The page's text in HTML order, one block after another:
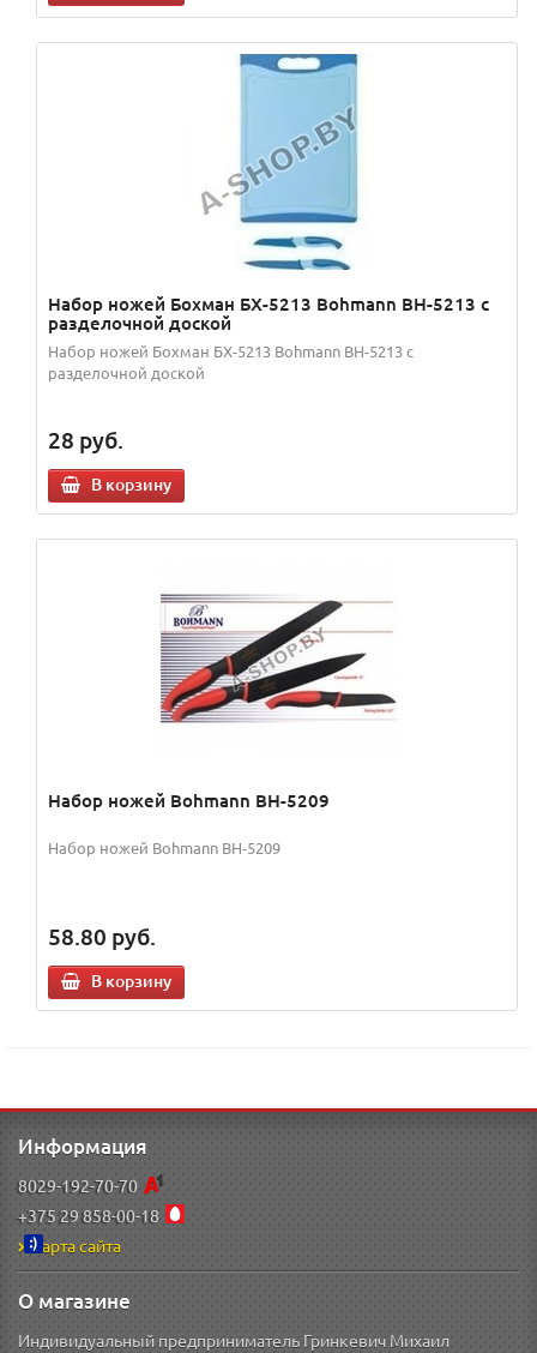
Набор ножей Бохман БХ-5213 Bohmann BH-5213 с
разделочной доской
Набор ножей Бохман БХ-5213 Bohmann BH-5213 с
разделочной доской
28 руб.
В корзину
Набор ножей Bohmann BH-5209
Набор ножей Bohmann BH-5209
58.80 руб.
В корзину
Информация
8029-192-70-70
+375 29 858-00-18
Карта сайта
О магазине
Индивидуальный предприниматель Гринкевич Михаил